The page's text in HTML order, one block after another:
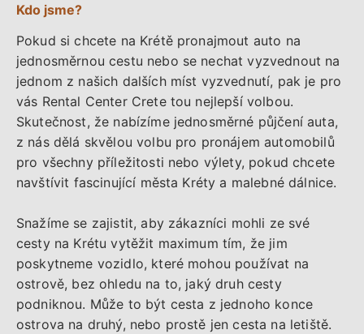
Kdo jsme?
Pokud si chcete na Krétě pronajmout auto na
jednosměrnou cestu nebo se nechat vyzvednout na
jednom z našich dalších míst vyzvednutí, pak je pro
vás Rental Center Crete tou nejlepší volbou.
Skutečnost, že nabízíme jednosměrné půjčení auta,
z nás dělá skvělou volbu pro pronájem automobilů
pro všechny příležitosti nebo výlety, pokud chcete
navštívit fascinující města Kréty a malebné dálnice.
Snažíme se zajistit, aby zákazníci mohli ze své
cesty na Krétu vytěžit maximum tím, že jim
poskytneme vozidlo, které mohou používat na
ostrově, bez ohledu na to, jaký druh cesty
podniknou. Může to být cesta z jednoho konce
ostrova na druhý, nebo prostě jen cesta na letiště.